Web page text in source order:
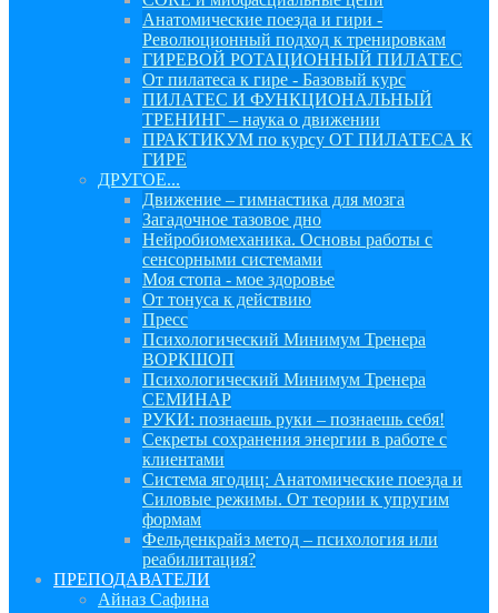
Анатомические поезда и гири -
Революционный подход к тренировкам
ГИРЕВОЙ РОТАЦИОННЫЙ ПИЛАТЕС
От пилатеса к гире - Базовый курс
ПИЛАТЕС И ФУНКЦИОНАЛЬНЫЙ
ТРЕНИНГ – наука о движении
ПРАКТИКУМ по курсу ОТ ПИЛАТЕСА К
ГИРЕ
ДРУГОЕ...
Движение – гимнастика для мозга
Загадочное тазовое дно
Нейробиомеханика. Основы работы с
сенсорными системами
Моя стопа - мое здоровье
От тонуса к действию
Пресс
Психологический Минимум Тренера
ВОРКШОП
Психологический Минимум Тренера
СЕМИНАР
РУКИ: познаешь руки – познаешь себя!
Секреты сохранения энергии в работе с
клиентами
Система ягодиц: Анатомические поезда и
Силовые режимы. От теории к упругим
формам
Фельденкрайз метод – психология или
реабилитация?
ПРЕПОДАВАТЕЛИ
Айназ Сафина